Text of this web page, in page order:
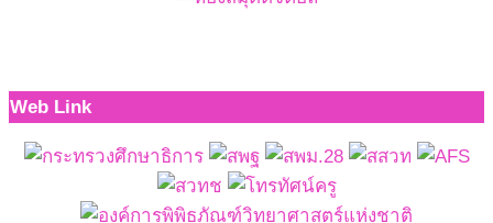
Web Link